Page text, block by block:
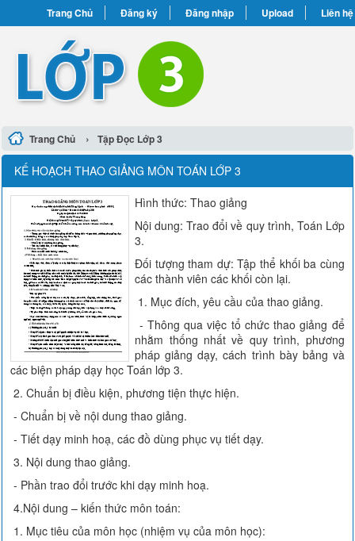
Trang Chủ Đăng ký Đăng nhập Upload Liên hệ
Trang Chủ › Tập Đọc Lớp 3
KẾ HOẠCH THAO GIẢNG MÔN TOÁN LỚP 3
Hình thức: Thao giảng
Nội dung: Trao đổi về quy trình, Toán Lớp
3.
Đối tượng tham dự: Tập thể khối ba cùng
các thành viên các khối còn lại.
1. Mục đích, yêu cầu của thao giảng.
- Thông qua việc tổ chức thao giảng để
nhằm thống nhất về quy trình, phương
pháp giảng dạy, cách trình bày bảng và
các biện pháp dạy học Toán lớp 3.
2. Chuẩn bị điều kiện, phương tiện thực hiện.
- Chuẩn bị về nội dung thao giảng.
- Tiết dạy minh hoạ, các đồ dùng phục vụ tiết dạy.
3. Nội dung thao giảng.
- Phần trao đổi trước khi dạy minh hoạ.
4.Nội dung – kiến thức môn toán:
1. Mục tiêu của môn học (nhiệm vụ của môn học):